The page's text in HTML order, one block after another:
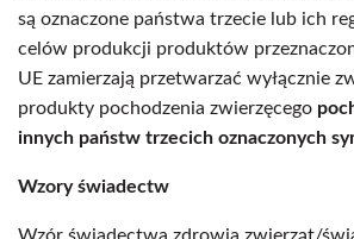
są oznaczone państwa trzecie lub ich
celów produkcji produktów
UE zamierzają przetwarzać wyłącznie
produkty pochodzenia zwierzęcego
innych państw trzecich oznaczonych
Wzory świadectw